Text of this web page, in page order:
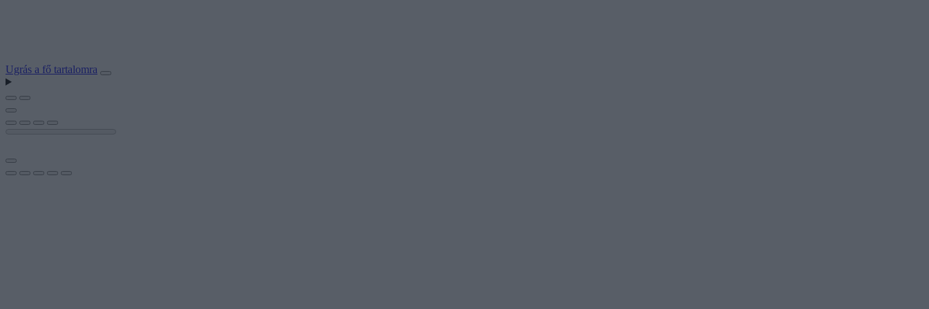
Ugrás a fő tartalomra